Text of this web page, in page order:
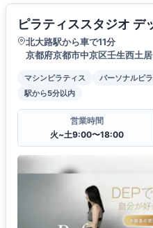
ピラティススタジオ デ
北大路駅から車で11分
京都府京都市中京区壬生西土
マシンピラティス パーソナルピ
駅から5分以内
営業時間
火~土9:00〜18:00